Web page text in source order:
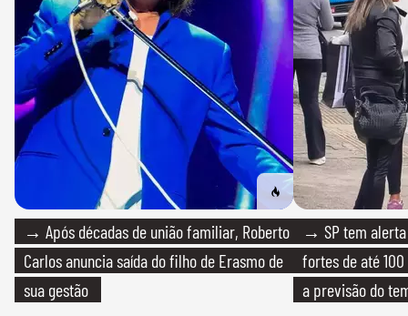
→ Após décadas de união familiar, Roberto
Carlos anuncia saída do filho de Erasmo de
sua gestão
→ SP tem
fortes de até
a previsão do